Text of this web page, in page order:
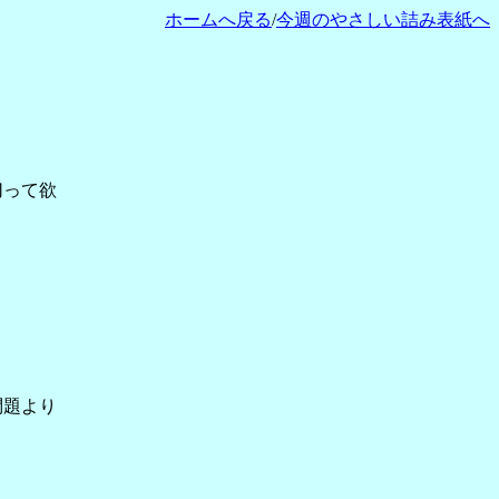
ホームへ戻る/今週のやさしい詰み表紙へ
て欲
より